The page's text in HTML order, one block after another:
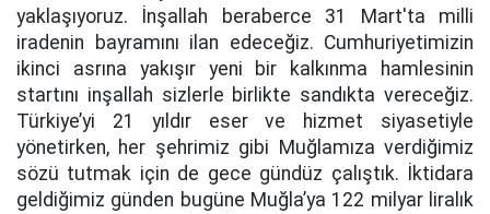
yaklaşıyoruz. İnşallah beraberce 31 Mart'ta milli
iradenin bayramını ilan edeceğiz. Cumhuriyetimizin
ikinci asrına yakışır yeni bir kalkınma hamlesinin
startını inşallah sizlerle birlikte sandıkta vereceğiz.
Türkiye’yi 21 yıldır eser ve hizmet siyasetiyle
yönetirken, her şehrimiz gibi Muğlamıza verdiğimiz
sözü tutmak için de gece gündüz çalıştık. İktidara
geldiğimiz günden bugüne Muğla’ya 122 milyar liralık